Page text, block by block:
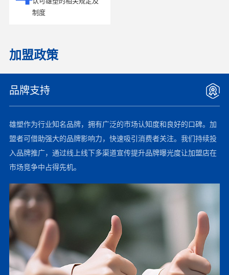
制度
加盟政策
品牌支持
雄塑作为行业知名品牌，拥有广泛的市场认知度和良好的口碑。加
盟者可借助强大的品牌影响力，快速吸引消费者关注。我们持续投
入品牌推广，通过线上线下多渠道宣传提升品牌曝光度让加盟店在
市场竞争中占得先机。